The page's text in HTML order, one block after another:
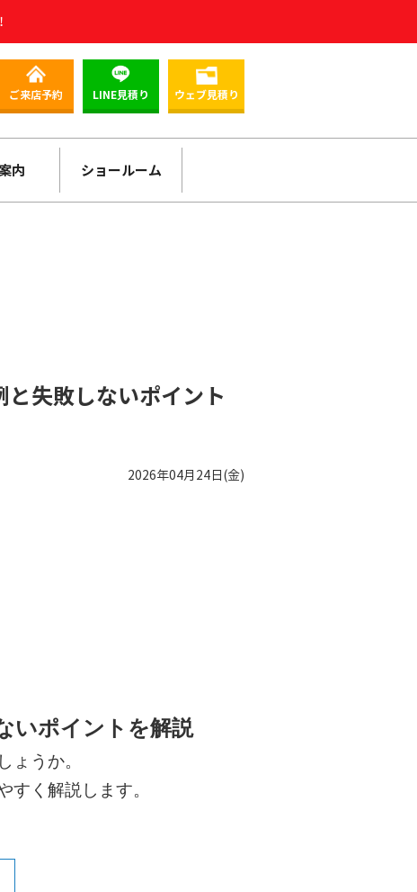
ご来店予約 LINE見積り ウェブ見積り
内 ショールーム
失敗しないポイント
2026年04月24日(金)
いポイントを解説
ょうか。
く解説します。